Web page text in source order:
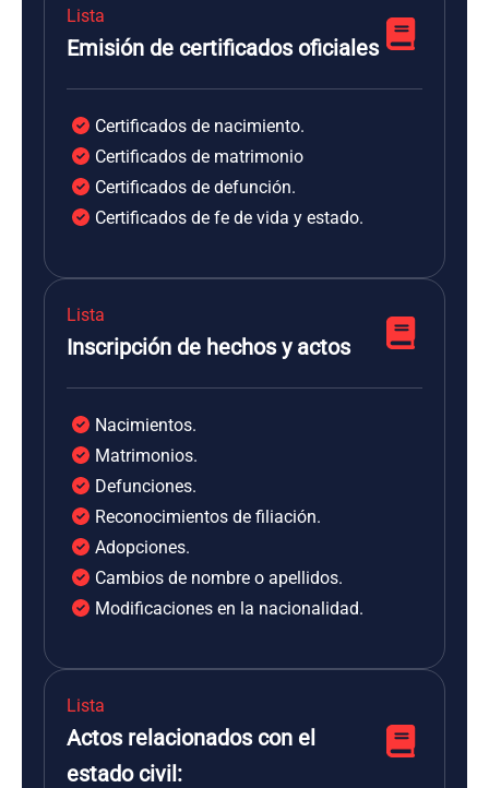
Lista
Emisión de certificados oficiales
Certificados de nacimiento.
Certificados de matrimonio
Certificados de defunción.
Certificados de fe de vida y estado.
Lista
Inscripción de hechos y actos
Nacimientos.
Matrimonios.
Defunciones.
Reconocimientos de filiación.
Adopciones.
Cambios de nombre o apellidos.
Modificaciones en la nacionalidad.
Lista
Actos relacionados con el
estado civil: